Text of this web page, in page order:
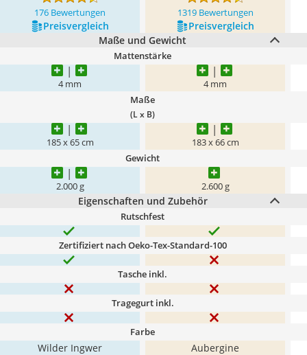
176 Bewertungen 1319 Bewertungen
Preis­vergleich
Preis­vergleich
Maße und Gewicht
Mattenstärke
4 mm 4 mm
Maße
(L x B)
185 x 65 cm 183 x 66 cm
Gewicht
2.000 g 2.600 g
Eigenschaften und Zubehör
Rutschfest
Zertifiziert nach Oeko-Tex-Standard-100
Tasche inkl.
Tragegurt inkl.
Farbe
Wilder Ingwer Aubergine